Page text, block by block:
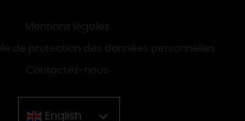
Mentions légales
de protection des données personnelles
Contactez-nous
English